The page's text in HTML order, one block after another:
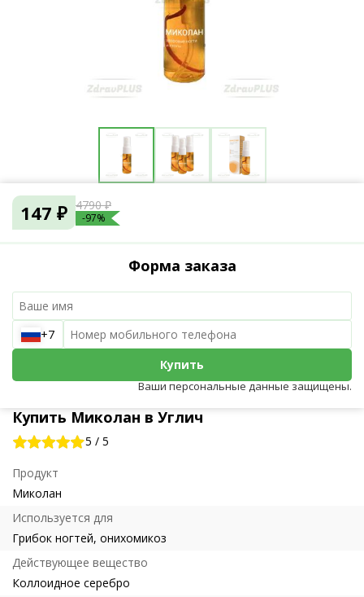
Купить Миколан в Углич
5 / 5
Продукт
Миколан
Используется для
Грибок ногтей, онихомикоз
Действующее вещество
Коллоидное серебро
147 ₽ 4790 ₽
-97%
Форма заказа
+7
Купить
Ваши персональные данные защищены.